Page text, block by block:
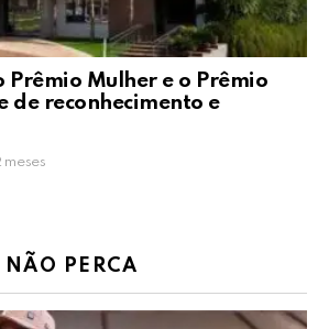
Prêmio Mulher e o Prêmio
de reconhecimento e
meses
NÃO PERCA